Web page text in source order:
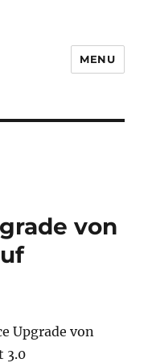
MENU
von
Upgrade von
3.0